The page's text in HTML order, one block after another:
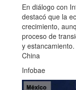
En diálogo con
destacó que la
crecimiento,
proceso de
y
China
Infobae